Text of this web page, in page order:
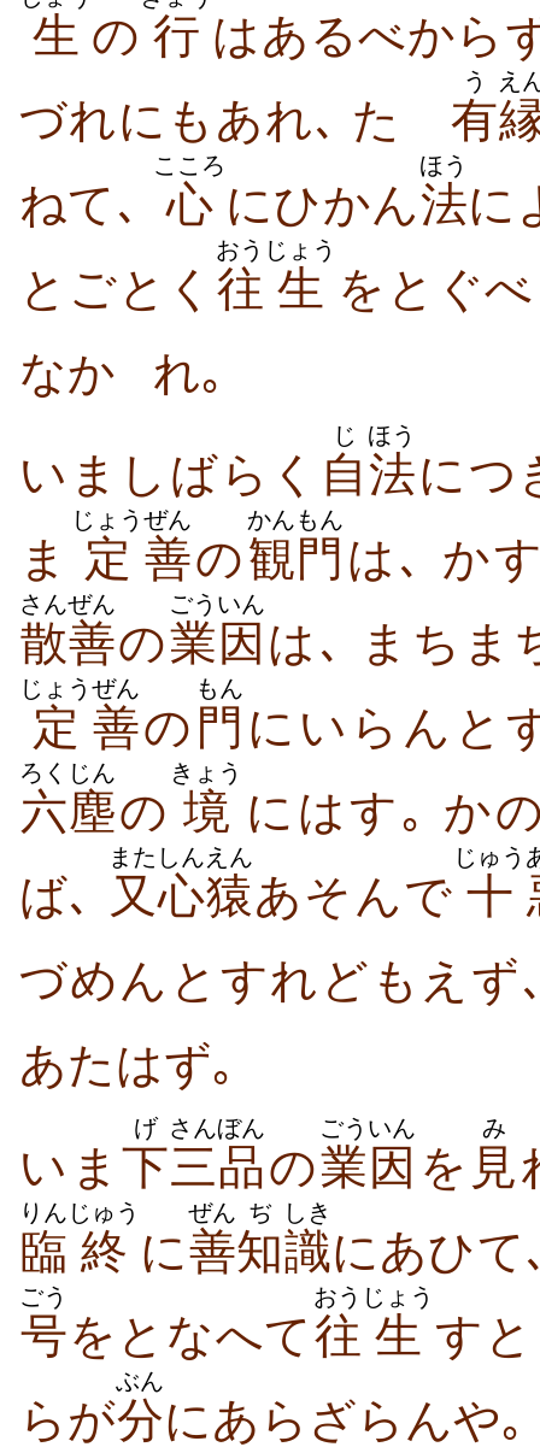
生 の 行 はあるべから
づれにもあれ､ たゞ 有
う え
ねて､ 心
こころ
にひかん法
ほう
に
とごとく 往
おう
生
じょう
をとぐ
なか
れ｡
いましばらく 自
じ
法
ほう
につ
ま
定
じょう
善
ぜん
の観門
かんもん
は､ か
散善
さんぜん
の業因
ごういん
は､ まちま
定
じょう
善
ぜん
の 門
もん
にいらんと
六塵
ろくじん
の 境
きょう
にはす｡ か
ば､
又
また
心猿
しんえん
あそんで 十
じゅう
づめんとすれどもえ
あたはず｡
いま 下
げ
三品
さんぼん
の業因
ごういん
を 見
み
臨
りん
終
じゅう
に善
ぜん
知
ぢ
識
しき
にあひ
号
ごう
をとなへて往
おう
生
じょう
す
らが分
ぶん
にあらざらんや｡